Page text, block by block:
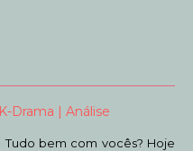
Drama | Análise
bem com vocês? Hoje